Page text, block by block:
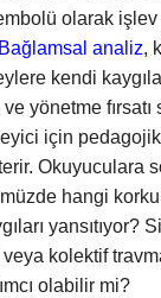
olarak
Bağlamsal analiz,
kendi
yönetme fırsatı
için
Okuyuculara
hangi
yansıtıyor?
kolektif
olabilir mi?